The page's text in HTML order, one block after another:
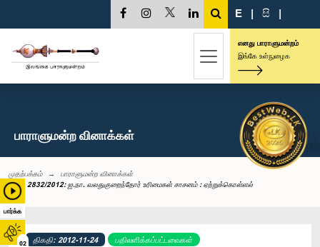
பார்க்க
02
E | සි |
எனது பாராளுமன்றம்
இங்கே உள்நுழைக
பாராளுமன்ற வினாக்கள்
முதற்பக்கம்
பாராளுமன்ற வினாக்கள்
2832/2012: ஐ.நா. வலதுகுறைந்தோர் உரிமைகள் சாசனம் : ஏற்றுக்கொள்ளல்
திகதி: 2012-11-24 பதிலளிக்கப்பட்டவைகள்